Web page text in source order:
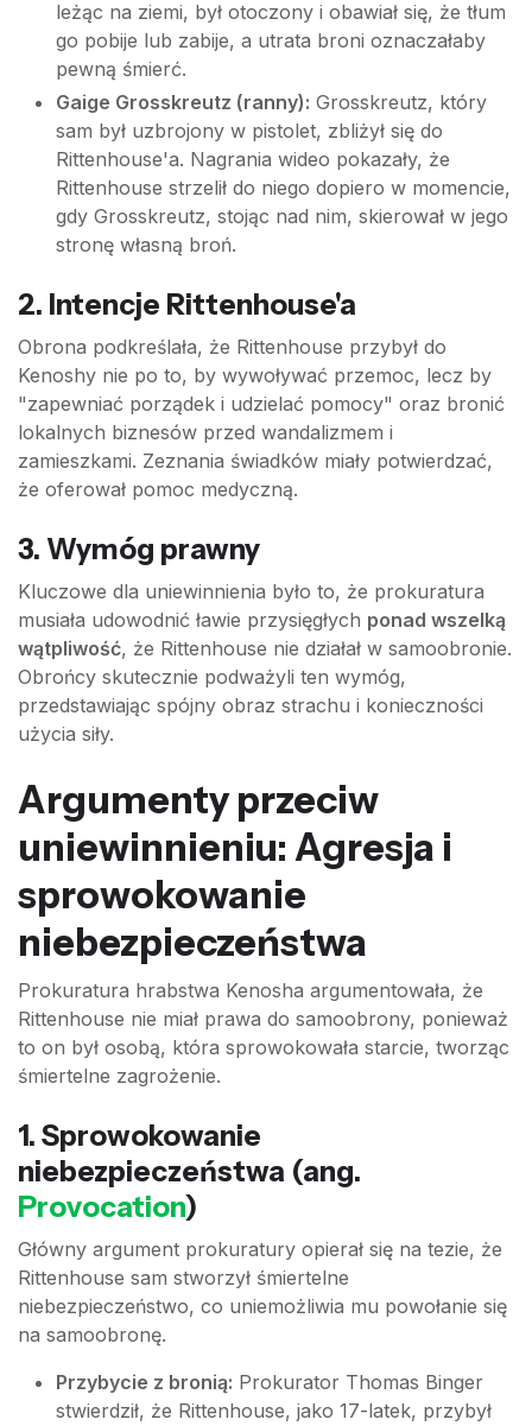
leżąc na ziemi, był otoczony i obawiał się, że tłum
go pobije lub zabije, a utrata broni oznaczałaby
pewną śmierć.
Gaige Grosskreutz (ranny): Grosskreutz, który
sam był uzbrojony w pistolet, zbliżył się do
Rittenhouse'a. Nagrania wideo pokazały, że
Rittenhouse strzelił do niego dopiero w momencie,
gdy Grosskreutz, stojąc nad nim, skierował w jego
stronę własną broń.
2. Intencje Rittenhouse'a
Obrona podkreślała, że Rittenhouse przybył do
Kenoshy nie po to, by wywoływać przemoc, lecz by
"zapewniać porządek i udzielać pomocy" oraz bronić
lokalnych biznesów przed wandalizmem i
zamieszkami. Zeznania świadków miały potwierdzać,
że oferował pomoc medyczną.
3. Wymóg prawny
Kluczowe dla uniewinnienia było to, że prokuratura
musiała udowodnić ławie przysięgłych ponad wszelką
wątpliwość, że Rittenhouse nie działał w samoobronie.
Obrońcy skutecznie podważyli ten wymóg,
przedstawiając spójny obraz strachu i konieczności
użycia siły.
Argumenty przeciw
uniewinnieniu: Agresja i
sprowokowanie
niebezpieczeństwa
Prokuratura hrabstwa Kenosha argumentowała, że
Rittenhouse nie miał prawa do samoobrony, ponieważ
to on był osobą, która sprowokowała starcie, tworząc
śmiertelne zagrożenie.
1. Sprowokowanie
niebezpieczeństwa (ang.
Provocation)
Główny argument prokuratury opierał się na tezie, że
Rittenhouse sam stworzył śmiertelne
niebezpieczeństwo, co uniemożliwia mu powołanie się
na samoobronę.
Przybycie z bronią: Prokurator Thomas Binger
stwierdził, że Rittenhouse, jako 17-latek, przybył